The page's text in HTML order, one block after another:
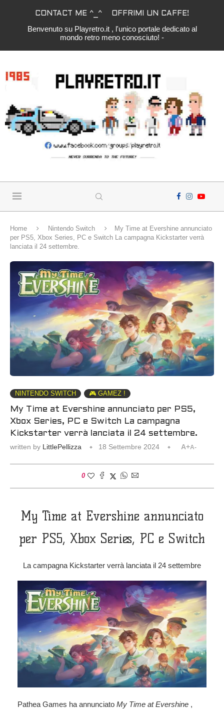
CONTACT ME ^_^ OFFRIMI UN CAFFE!
Benvenuto su Playretro.it , l'unico portale dedicato al
mondo retro meno conosciuto! -
Home Nintendo Switch
My Time at Evershine annunciato
per PS5, Xbox Series, PC e Switch La campagna Kickstarter verrà
lanciata il 24 settembre.
NINTENDO SWITCH 🎮 GAMEZ !
My Time at Evershine annunciato per PS5,
Xbox Series, PC e Switch La campagna
Kickstarter verrà lanciata il 24 settembre.
written by LittlePellizza 18 Settembre 2024 A+A-
0
My Time at Evershine annunciato
per PS5, Xbox Series, PC e Switch
La campagna Kickstarter verrà lanciata il 24 settembre
Pathea Games ha annunciato My Time at Evershine ,